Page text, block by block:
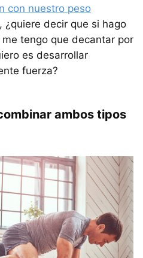
con nuestro peso
¿quiere decir que si hago
tengo que decantar por
es desarrollar
fuerza?
ambos tipos